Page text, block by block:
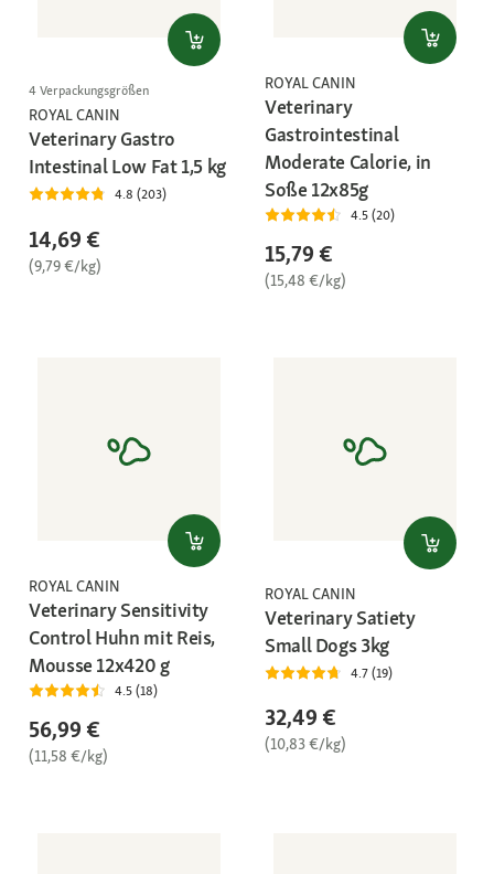
4 Verpackungsgrößen
ROYAL CANIN
Veterinary Gastro
Intestinal Low Fat 1,5 kg
4.8 (203)
14,69 €
(9,79 €/kg)
ROYAL CANIN
Veterinary
Gastrointestinal
Moderate Calorie, in
Soße 12x85g
4.5 (20)
15,79 €
(15,48 €/kg)
ROYAL CANIN
Veterinary Sensitivity
Control Huhn mit Reis,
Mousse 12x420 g
4.5 (18)
56,99 €
(11,58 €/kg)
ROYAL CANIN
Veterinary Satiety
Small Dogs 3kg
4.7 (19)
32,49 €
(10,83 €/kg)